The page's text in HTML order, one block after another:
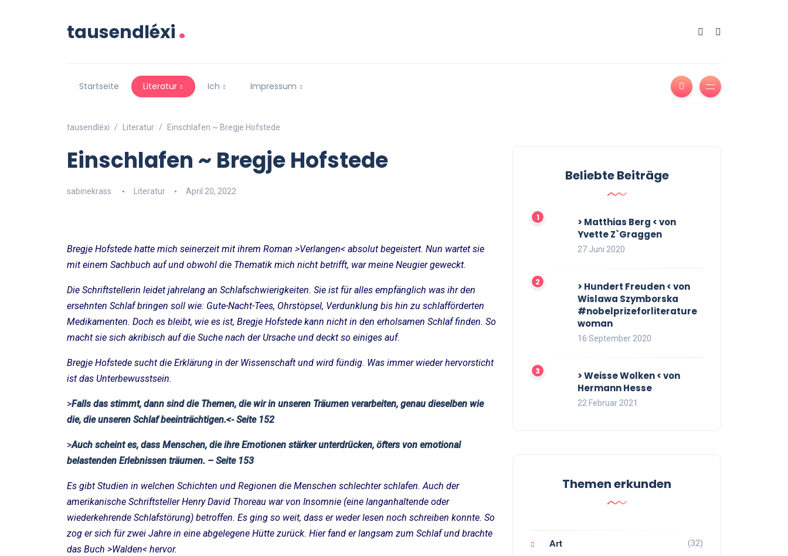
tausendléxi.
Startseite Literatur Ich Impressum
tausendléxi Literatur Einschlafen ~ Bregje Hofstede
Einschlafen ~ Bregje Hofstede
sabinekrass Literatur April 20, 2022
Bregje Hofstede hatte mich seinerzeit mit ihrem Roman >Verlangen< absolut begeistert. Nun wartet sie
mit einem Sachbuch auf und obwohl die Thematik mich nicht betrifft, war meine Neugier geweckt.
Die Schriftstellerin leidet jahrelang an Schlafschwierigkeiten. Sie ist für alles empfänglich was ihr den
ersehnten Schlaf bringen soll wie: Gute-Nacht-Tees, Ohrstöpsel, Verdunklung bis hin zu schlafförderten
Medikamenten. Doch es bleibt, wie es ist, Bregje Hofstede kann nicht in den erholsamen Schlaf finden. So
macht sie sich akribisch auf die Suche nach der Ursache und deckt so einiges auf.
Bregje Hofstede sucht die Erklärung in der Wissenschaft und wird fündig. Was immer wieder hervorsticht
ist das Unterbewusstsein.
>Falls das stimmt, dann sind die Themen, die wir in unseren Träumen verarbeiten, genau dieselben wie
die, die unseren Schlaf beeinträchtigen.<- Seite 152
>Auch scheint es, dass Menschen, die ihre Emotionen stärker unterdrücken, öfters von emotional
belastenden Erlebnissen träumen. – Seite 153
Es gibt Studien in welchen Schichten und Regionen die Menschen schlechter schlafen. Auch der
amerikanische Schriftsteller Henry David Thoreau war von Insomnie (eine langanhaltende oder
wiederkehrende Schlafstörung) betroffen. Es ging so weit, dass er weder lesen noch schreiben konnte. So
zog er sich für zwei Jahre in eine abgelegene Hütte zurück. Hier fand er langsam zum Schlaf und brachte
das Buch >Walden< hervor.
Beliebte Beiträge
> Matthias Berg < von
Yvette Z`Graggen
27 Juni 2020
> Hundert Freuden < von
Wislawa Szymborska
#nobelprizeforliterature
woman
16 September 2020
> Weisse Wolken < von
Hermann Hesse
22 Februar 2021
Themen erkunden
Art (32)